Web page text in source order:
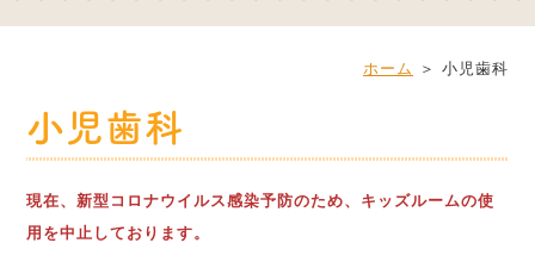
ホーム ＞ 小児歯科
小児歯科
現在、新型コロナウイルス感染予防のため、キッズルームの使
用を中止しております。